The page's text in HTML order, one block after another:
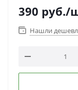
390 руб./
Нашли